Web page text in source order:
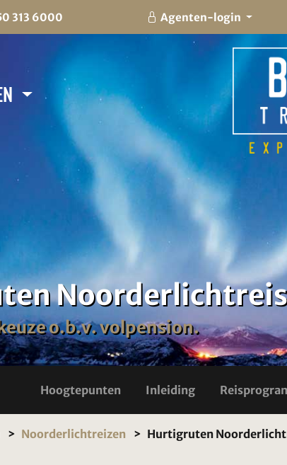
313 6000 Agenten-login
o.b.v. volpension.
Hoogtepunten Inleiding
Noorderlichtreizen Hurtigruten